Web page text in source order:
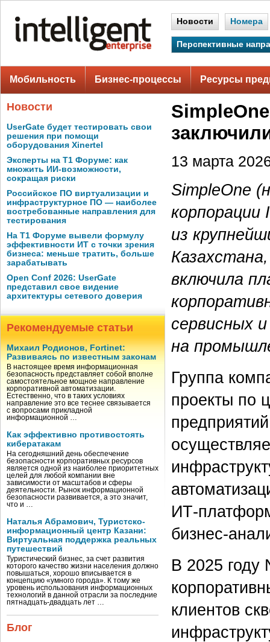
Новости Номера
Перспективные
Мобильность Бизнес-процессы Ресурсы
Новости
UserGate будет тестировать свои
решения при помощи
оборудования Xinertel
Эксперты на Т1 Форуме: как
множить ИИ-возможности,
сокращая риски
Российское ПО виртуализации и
инфраструктурное ПО — наиболее
востребованные направления для
тестирования
На Т1 Форуме вывели формулу
эффективности ИТ с точки зрения
бизнеса: меньше тратить, больше
зарабатывать
Open Conf 2026: UserGate
представил свое видение
архитектуры сетевого доверия
Рекомендуемые статьи
Михаил Родионов, Fortinet:
Развиваясь по известным законам
В настоящее время информационная
безопасность представляет собой вполне
самостоятельное мощное направление
корпоративной автоматизации.
Естественно, что в таких условиях
направление это все теснее связывается
с вопросами прикладной
информационной …
Как эффективно противостоять
кибератакам
На сегодняшний день обеспечение
безопасности корпоративных ресурсов
является одной из наиболее приоритетных
целей для любой компании вне
зависимости от масштабов и сферы
деятельности. Рынок информационной
безопасности развивается, а это значит,
что и …
Наталья Абрамович, Туристско-
информационный центр Казани:
Виртуальная поддержка реальных
путешествий
Туристический бизнес, за счет развития
которого качество жизни населения должно
повышаться, хорошо вписывается в
концепцию «умного города». К тому же
уровень использования информационных
технологий в данной отрасли за последние
пятнадцать-двадцать лет …
Блог
13 марта
SimpleOne
корпорации
из
включила
сервисных
на
Группа
проекты по
ИТ-
бизнес-
В 2025 году
клиентов